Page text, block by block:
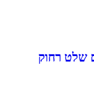
חלקים עם שלט רחוק